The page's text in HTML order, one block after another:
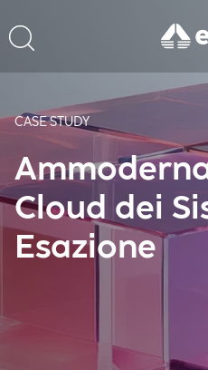
CASE STUDY
Cloud dei
Esazione